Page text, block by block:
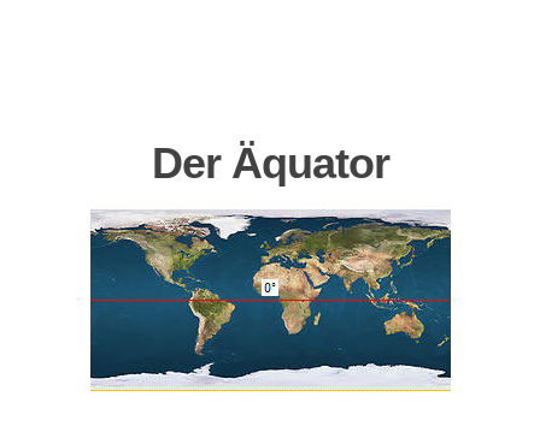
Der Äquator